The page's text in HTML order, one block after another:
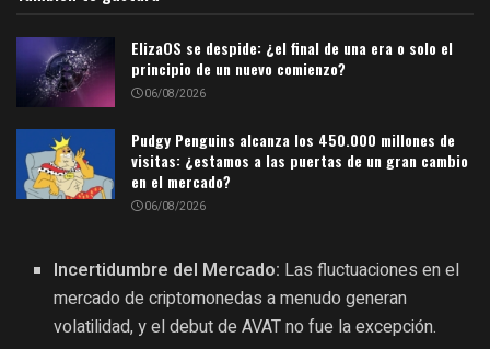
ElizaOS se despide: ¿el final de una era o solo el
principio de un nuevo comienzo?
06/08/2026
Pudgy Penguins alcanza los 450.000 millones de
visitas: ¿estamos a las puertas de un gran cambio
en el mercado?
06/08/2026
Incertidumbre del Mercado: Las fluctuaciones en el
mercado de criptomonedas a menudo generan
volatilidad, y el debut de AVAT no fue la excepción.